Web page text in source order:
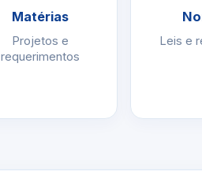
Matérias
Projetos e
requerimentos
Leis e